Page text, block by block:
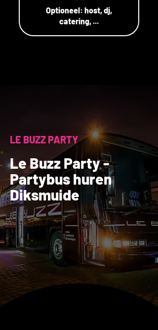
Optioneel: host, dj,
catering, ...
LE BUZZ PARTY
Le Buzz Party -
Partybus huren
Diksmuide